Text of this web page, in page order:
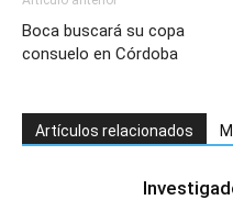
Boca buscará su copa
consuelo en Córdoba
Artículos relacionados